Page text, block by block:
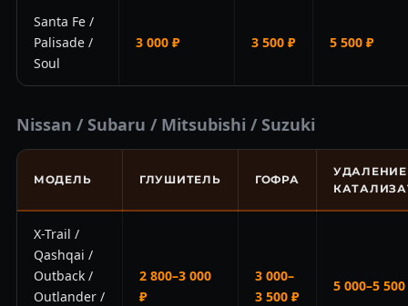
Santa Fe /
Palisade /
Soul
3 000 ₽ 3 500 ₽ 5 500 ₽
Nissan / Subaru / Mitsubishi / Suzuki
МОДЕЛЬ ГЛУШИТЕЛЬ ГОФРА
УДАЛЕНИЕ
X-Trail /
Qashqai /
Outback /
Outlander /
2 800–3 000
₽
3 000–
3 500 ₽
5 000–5